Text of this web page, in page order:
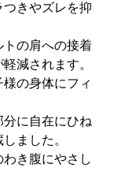
きやズレを抑
トの肩への接着
減されます。
の身体にフィ
分に自在にひね
ました。
わき腹にやさし